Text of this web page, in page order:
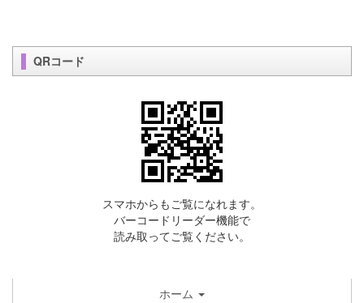
QRコード
スマホからもご覧になれます。
バーコードリーダー機能で
読み取ってご覧ください。
ホーム